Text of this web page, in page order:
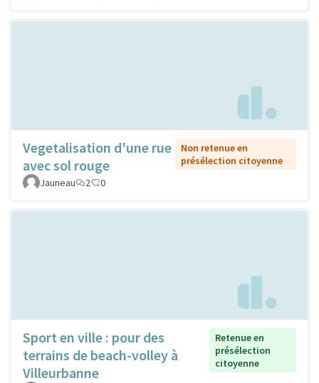
Vegetalisation d'une rue
avec sol rouge
Non retenue en
présélection citoyenne
Jauneau
2 0
Sport en ville : pour des
terrains de beach-volley à
Villeurbanne
Retenue en
présélection
citoyenne